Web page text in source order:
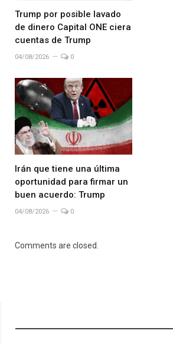
Trump por posible lavado
de dinero Capital ONE ciera
cuentas de Trump
04/08/2026 0
Irán que tiene una última
oportunidad para firmar un
buen acuerdo: Trump
04/08/2026 0
Comments are closed.